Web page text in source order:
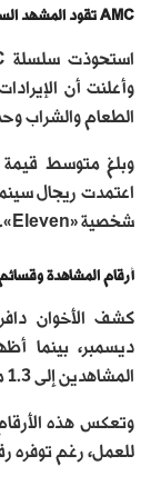
AMC تقود المشهد السينمائي
الطعام والشراب
شخصية «Eleven».
أرقام المشاهدة
المشاهدين إلى 1.3 مليون بحلول رأس السنة.
وتعكس هذه
للعمل، رغم توفره